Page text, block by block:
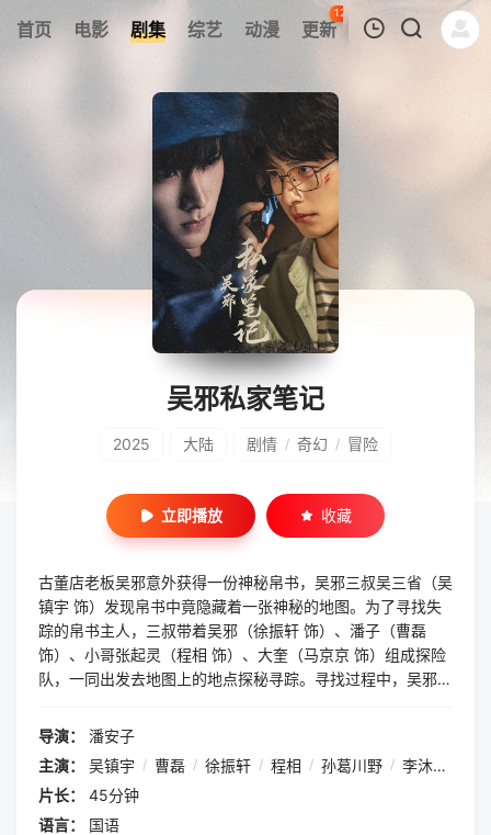
首页 电影 剧集 综艺 动漫 更新
120
热榜 APP
暂无观看影片的记录
吴邪私家笔记
2025 大陆 剧情 / 奇幻 / 冒险
立即播放 收藏
古董店老板吴邪意外获得一份神秘帛书，吴邪三叔吴三省（吴
镇宇 饰）发现帛书中竟隐藏着一张神秘的地图。为了寻找失
踪的帛书主人，三叔带着吴邪（徐振轩 饰）、潘子（曹磊
饰）、小哥张起灵（程相 饰）、大奎（马京京 饰）组成探险
队，一同出发去地图上的地点探秘寻踪。寻找过程中，吴邪结
验，遭遇了神秘生物的袭击，众人团结协作，凭借智慧与勇气
了三叔尘封的往事。三叔与神秘女子阿宁（李沐宸 饰）会面
后，突然失去行踪。为查明真相并寻找失踪的三叔，吴邪与伙
伴们踏上新的旅程……
导演：
潘安子
主演：
吴镇宇 / 曹磊 / 徐振轩 / 程相 / 孙葛川野 / 李沐宸
片长：
45分钟
语言：
国语